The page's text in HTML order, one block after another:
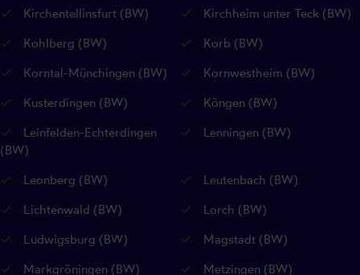
Kirchentellinsfurt (BW)
Kirchheim unter Teck (BW)
Kohlberg (BW)
Korb (BW)
Korntal-Münchingen (BW)
Kornwestheim (BW)
Kusterdingen (BW)
Köngen (BW)
Leinfelden-Echterdingen
(BW)
Lenningen (BW)
Leonberg (BW)
Leutenbach (BW)
Lichtenwald (BW)
Lorch (BW)
Ludwigsburg (BW)
Magstadt (BW)
Markgröningen (BW)
Metzingen (BW)